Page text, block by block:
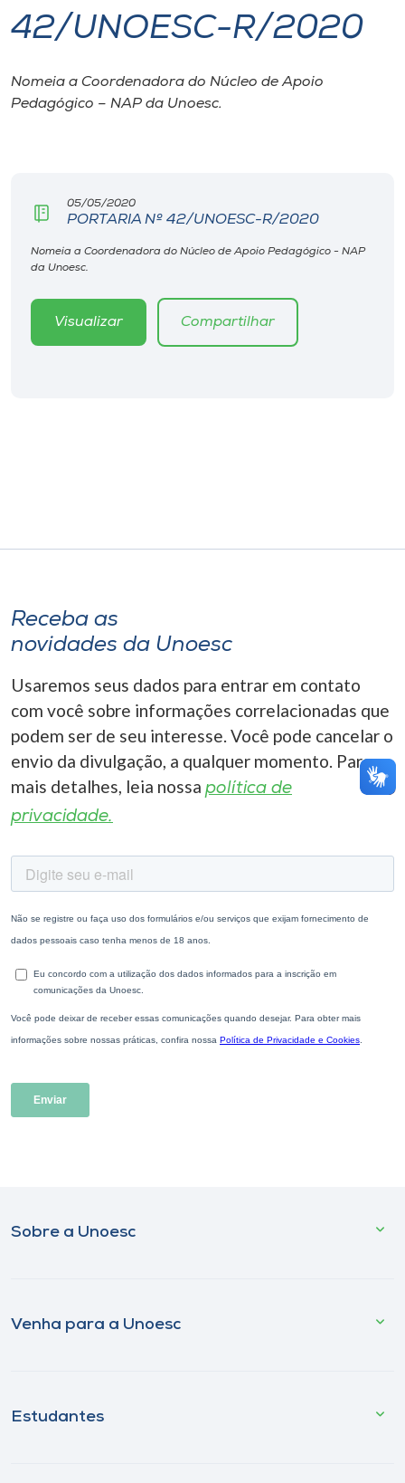
I.nova
Diplomados
CPA
Biblioteca
Editora
A-
42/UNOESC-R/2020
Nomeia a Coordenadora do Núcleo de Apoio
Pedagógico – NAP da Unoesc.
05/05/2020
PORTARIA Nº 42/UNOESC-R/2020
Nomeia a Coordenadora do Núcleo de Apoio Pedagógico - NAP
da Unoesc.
Visualizar Compartilhar
Receba as
novidades da Unoesc
Usaremos seus dados para entrar em contato
com você sobre informações correlacionadas que
podem ser de seu interesse. Você pode cancelar o
envio da divulgação, a qualquer momento. Para
mais detalhes, leia nossa política de
privacidade.
Sobre a Unoesc
Venha para a Unoesc
Estudantes